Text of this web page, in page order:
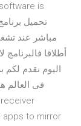
is
مباشر عند
اليوم نقدم لكم
فى العالم
apps to mirror